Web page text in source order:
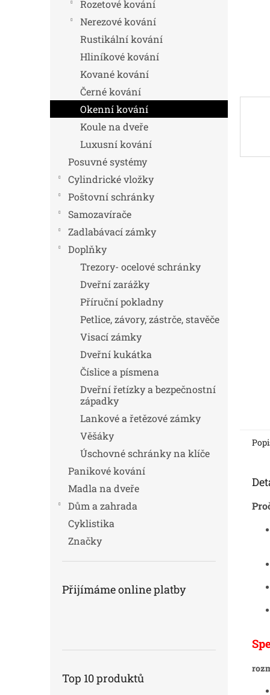
Rozetové kování
Nerezové kování
Rustikální kování
Hliníkové kování
Kované kování
Černé kování
Okenní kování
Koule na dveře
Luxusní kování
Posuvné systémy
Cylindrické vložky
Poštovní schránky
Samozavírače
Zadlabávací zámky
Doplňky
Trezory- ocelové schránky
Dveřní zarážky
Příruční pokladny
Petlice, závory, zástrče, stavěče
Visací zámky
Dveřní kukátka
Číslice a písmena
Dveřní řetízky a bezpečnostní
západky
Lankové a řetězové zámky
Věšáky
Úschovné schránky na klíče
Panikové kování
Madla na dveře
Dům a zahrada
Cyklistika
Značky
Přijímáme online platby
Top 10 produktů